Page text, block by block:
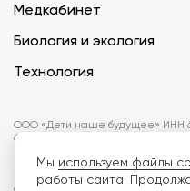
Медкабинет
Биология и экология
Технология
ООО «Дети наше будущее» ИНН
667101001 БИК 046577674
Информация на сайте не
могут отличаться от
собой право изменить цены и
Мы используем файлы
работы сайта.